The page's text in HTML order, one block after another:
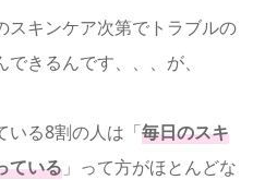
スキンケア次第でトラブルの
きるんです、、、が、
いる8割の人は「毎日のスキ
ている 」って方がほとんどな